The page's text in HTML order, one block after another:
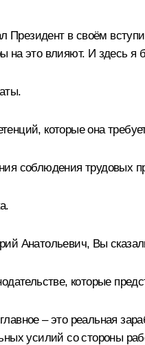
в своём
это влияют. И здесь я
которые она
соблюдения трудовых
Анатольевич, Вы
которые
– это реальная
усилий со стороны